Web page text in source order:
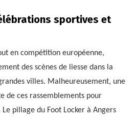
sportives et
en compétition européenne,
des scènes de liesse dans la
villes. Malheureusement, une
de ces rassemblements pour
pillage du Foot Locker à Angers